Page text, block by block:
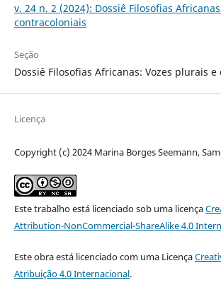
v. 24 n. 2 (2024): Dossiê Filosofias
contracoloniais
Seção
Dossiê Filosofias Africanas: Vozes plurais
Licença
Copyright (c) 2024 Marina Borges Seemann,
Este trabalho está licenciado sob uma licença
Attribution-NonCommercial-ShareAlike 4.0
Este obra está licenciado com uma Licença
Atribuição 4.0 Internacional.